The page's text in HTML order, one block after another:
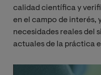
calidad científica y
en el campo de interés,
necesidades reales del
actuales de la práctica